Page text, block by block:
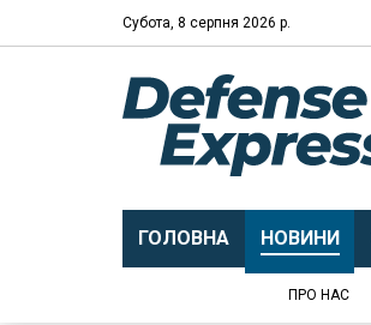
Субота, 8 серпня 2026 р.
ГОЛОВНА НОВИНИ
ПРО НАС